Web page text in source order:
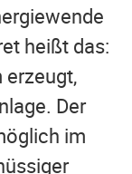
heißt das:
erzeugt,
Der
im